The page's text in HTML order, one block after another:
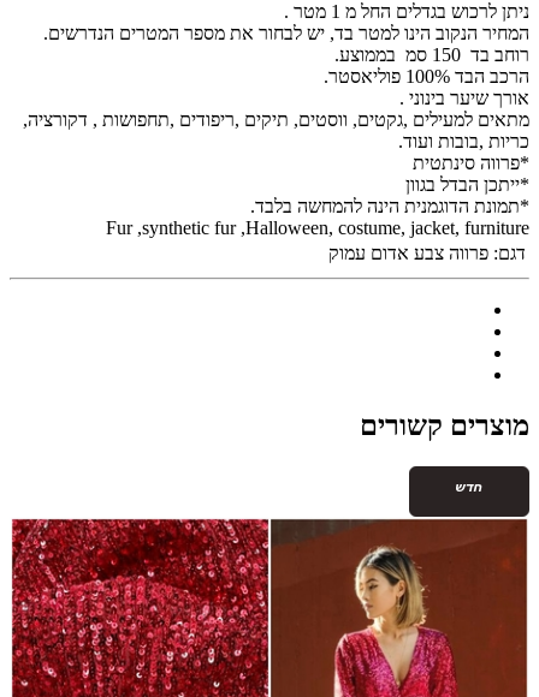
ניתן לרכוש בגדלים החל מ 1 מטר .
המחיר הנקוב הינו למטר בד, יש לבחור את מספר המטרים הנדרשים.
רוחב בד 150 סמ בממוצע.
הרכב הבד 100% פוליאסטר.
אורך שיער בינוני .
מתאים למעילים ,גקטים, ווסטים, תיקים ,ריפודים ,תחפושות , דקורציה,
כריות ,בובות ועוד.
*פרווה סינתטית
*ייתכן הבדל בגוון
*תמונת הדוגמנית הינה להמחשה בלבד.
Fur ,synthetic fur ,Halloween, costume, jacket, furniture
דגם: פרווה צבע אדום עמוק
מוצרים קשורים